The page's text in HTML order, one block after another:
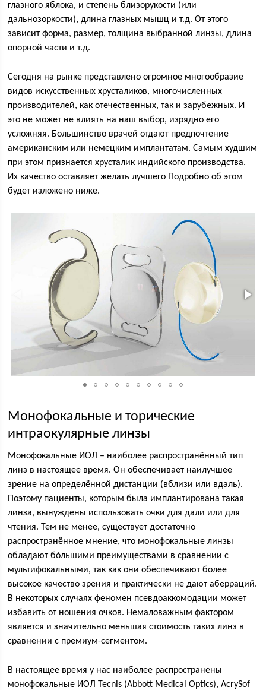
глазного яблока, и степень близорукости (или
дальнозоркости), длина глазных мышц и т.д. От этого
зависит форма, размер, толщина выбранной линзы, длина
опорной части и т.д.
Сегодня на рынке представлено огромное многообразие
видов искусственных хрусталиков, многочисленных
производителей, как отечественных, так и зарубежных. И
это не может не влиять на наш выбор, изрядно его
усложняя. Большинство врачей отдают предпочтение
американским или немецким имплантатам. Самым худшим
при этом признается хрусталик индийского производства.
Их качество оставляет желать лучшего Подробно об этом
будет изложено ниже.
Монофокальные и торические
интраокулярные линзы
Монофокальные ИОЛ – наиболее распространённый тип
линз в настоящее время. Он обеспечивает наилучшее
зрение на определённой дистанции (вблизи или вдаль).
Поэтому пациенты, которым была имплантирована такая
линза, вынуждены использовать очки для дали или для
чтения. Тем не менее, существует достаточно
распространённое мнение, что монофокальные линзы
обладают бóльшими преимуществами в сравнении с
мультифокальными, так как они обеспечивают более
высокое качество зрения и практически не дают аберраций.
В некоторых случаях феномен псевдоаккомодации может
избавить от ношения очков. Немаловажным фактором
является и значительно меньшая стоимость таких линз в
сравнении с премиум-сегментом.
В настоящее время у нас наиболее распространены
монофокальные ИОЛ Tecnis (Abbott Medical Optics), AcrySof